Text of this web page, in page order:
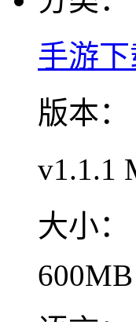
手游
版本：
v1.1.1
大小：
600MB